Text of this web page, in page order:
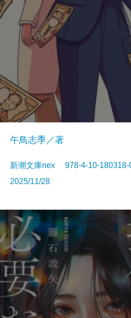
午鳥志季／著
新潮文庫nex 978-4-10-
2025/11/28